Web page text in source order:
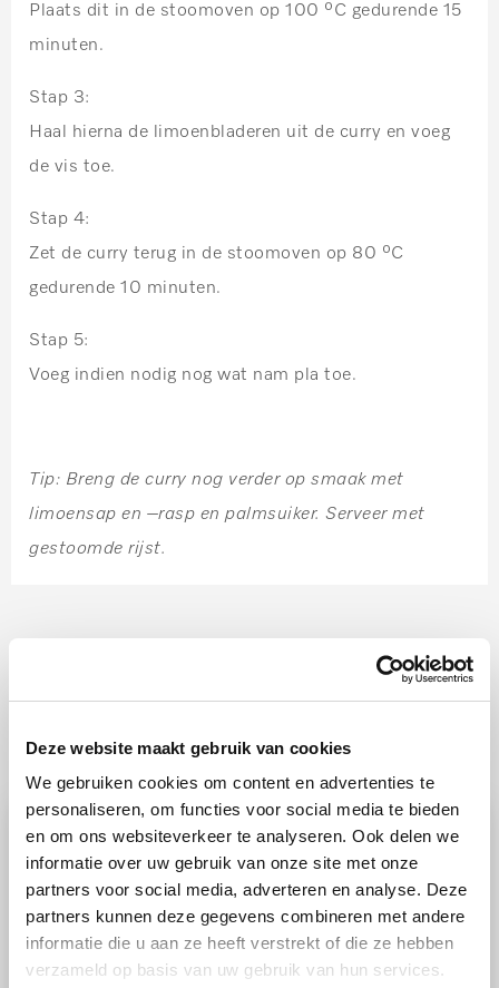
Deze website maakt gebruik van cookies
We gebruiken cookies om content en advertenties te
personaliseren, om functies voor social media te bieden
en om ons websiteverkeer te analyseren. Ook delen we
informatie over uw gebruik van onze site met onze
partners voor social media, adverteren en analyse. Deze
partners kunnen deze gegevens combineren met andere
informatie die u aan ze heeft verstrekt of die ze hebben
verzameld op basis van uw gebruik van hun services.
Plaats dit in de stoomoven op 100 ⁰C gedurende 15
minuten.
Stap 3:
Haal hierna de limoenbladeren uit de curry en voeg
de vis toe.
Stap 4:
Zet de curry terug in de stoomoven op 80 ⁰C
gedurende 10 minuten.
Stap 5:
Voeg indien nodig nog wat nam pla toe.
Tip: Breng de curry nog verder op smaak met
limoensap en –rasp en palmsuiker. Serveer met
gestoomde rijst.
Ook lekker